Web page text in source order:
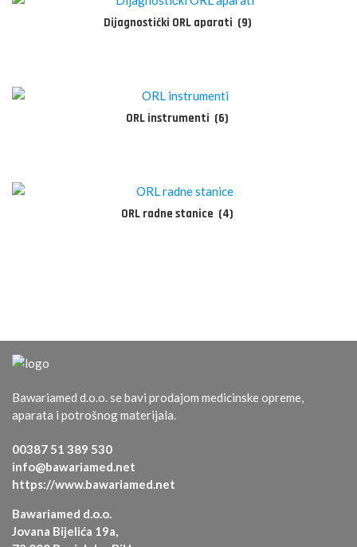
Dijagnostički ORL aparati (9)
ORL instrumenti (6)
ORL radne stanice (4)
Bawariamed d.o.o. se bavi prodajom medicinske opreme,
aparata i potrošnog materijala.
00387 51 389 530
info@bawariamed.net
https://www.bawariamed.net
Bawariamed d.o.o.
Jovana Bijelića 19a,